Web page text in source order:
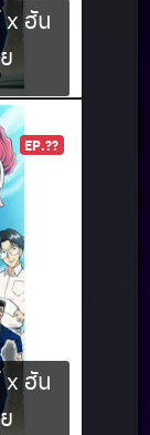
ฮัน
EP.??
ฮัน